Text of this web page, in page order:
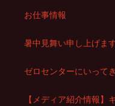
お仕事情報
暑中見舞い申し上げま
ゼロセンターにいって
【メディア紹介情報】